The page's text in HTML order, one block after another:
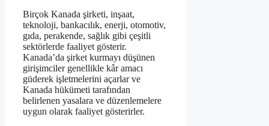
Birçok Kanada şirketi, inşaat,
teknoloji, bankacılık, enerji, otomotiv,
gıda, perakende, sağlık gibi çeşitli
sektörlerde faaliyet gösterir.
Kanada’da şirket kurmayı düşünen
girişimciler genellikle kâr amacı
güderek işletmelerini açarlar ve
Kanada hükümeti tarafından
belirlenen yasalara ve düzenlemelere
uygun olarak faaliyet gösterirler.